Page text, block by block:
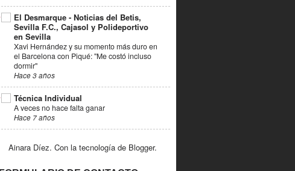
El Desmarque - Noticias del Betis,
Sevilla F.C., Cajasol y Polideportivo
en Sevilla
Xavi Hernández y su momento más duro en
el Barcelona con Piqué: "Me costó incluso
dormir"
Hace 3 años
Técnica Individual
A veces no hace falta ganar
Hace 7 años
Ainara Díez. Con la tecnología de Blogger.